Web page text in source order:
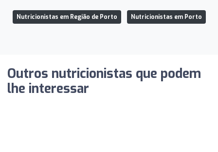
Nutricionistas em Região de Porto Nutricionistas em Porto
Outros nutricionistas que podem
lhe interessar